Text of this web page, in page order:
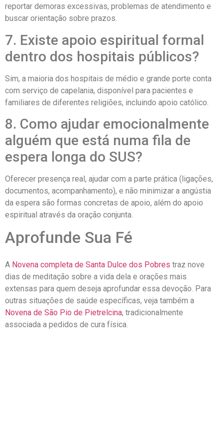
reportar demoras excessivas, problemas de atendimento e
buscar orientação sobre prazos.
7. Existe apoio espiritual formal
dentro dos hospitais públicos?
Sim, a maioria dos hospitais de médio e grande porte conta
com serviço de capelania, disponível para pacientes e
familiares de diferentes religiões, incluindo apoio católico.
8. Como ajudar emocionalmente
alguém que está numa fila de
espera longa do SUS?
Oferecer presença real, ajudar com a parte prática (ligações,
documentos, acompanhamento), e não minimizar a angústia
da espera são formas concretas de apoio, além do apoio
espiritual através da oração conjunta.
Aprofunde Sua Fé
A Novena completa de Santa Dulce dos Pobres traz nove
dias de meditação sobre a vida dela e orações mais
extensas para quem deseja aprofundar essa devoção. Para
outras situações de saúde específicas, veja também a
Novena de São Pio de Pietrelcina, tradicionalmente
associada a pedidos de cura física.